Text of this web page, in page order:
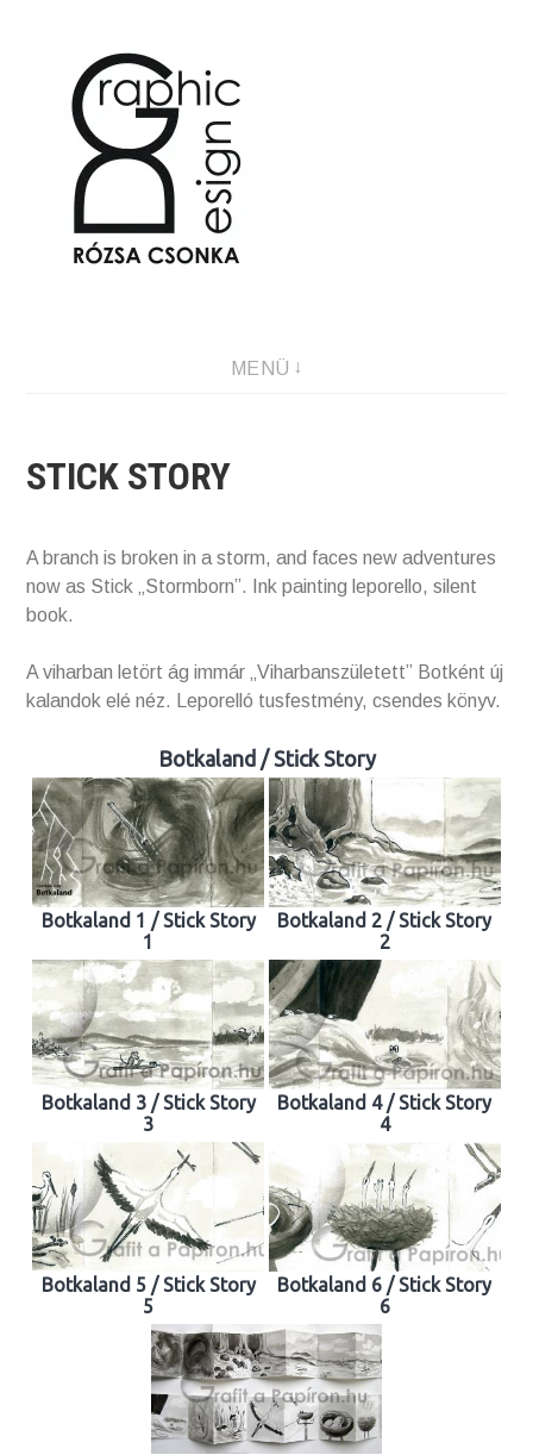
Graphic Design & IllustrationMENÜ
STICK STORY
A branch is broken in a storm, and faces new adventures
now as Stick „Stormborn”. Ink painting leporello, silent
book.
A viharban letört ág immár „Viharbanszületett” Botként új
kalandok elé néz. Leporelló tusfestmény, csendes könyv.
Botkaland / Stick Story
Botkaland 1 / Stick Story
1
Botkaland 2 / Stick Story
2
Botkaland 3 / Stick Story
3
Botkaland 4 / Stick Story
4
Botkaland 5 / Stick Story
5
Botkaland 6 / Stick Story
6